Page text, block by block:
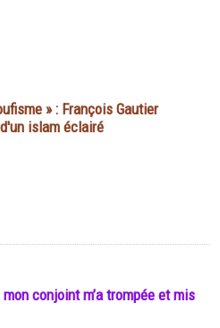
» : François Gautier
islam éclairé
conjoint m’a trompée et mis